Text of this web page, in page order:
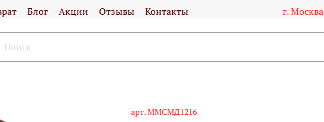
Блог Акции Отзывы Контакты г. Москва
арт.MMСМД1216